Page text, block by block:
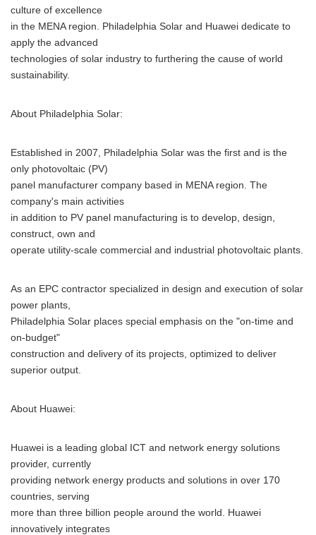
culture of excellence
in the MENA region. Philadelphia Solar and Huawei dedicate to
apply the advanced
technologies of solar industry to furthering the cause of world
sustainability.
About Philadelphia Solar:
Established in 2007, Philadelphia Solar was the first and is the
only photovoltaic (PV)
panel manufacturer company based in MENA region. The
company's main activities
in addition to PV panel manufacturing is to develop, design,
construct, own and
operate utility-scale commercial and industrial photovoltaic plants.
As an EPC contractor specialized in design and execution of solar
power plants,
Philadelphia Solar places special emphasis on the "on-time and
on-budget"
construction and delivery of its projects, optimized to deliver
superior output.
About Huawei:
Huawei is a leading global ICT and network energy solutions
provider, currently
providing network energy products and solutions in over 170
countries, serving
more than three billion people around the world. Huawei
innovatively integrates